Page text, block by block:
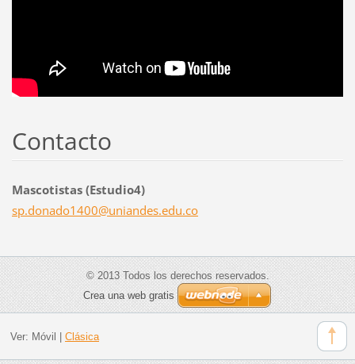
Contacto
Mascotistas (Estudio4)
sp.donado1400@uniandes.edu.co
© 2013 Todos los derechos reservados.
Crea una web gratis
Ver: Móvil Clásica